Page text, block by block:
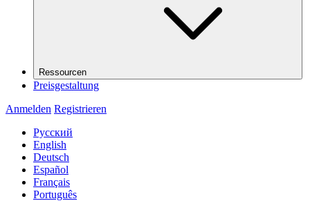
Ressourcen
Preisgestaltung
Anmelden Registrieren
Русский
English
Deutsch
Español
Français
Português